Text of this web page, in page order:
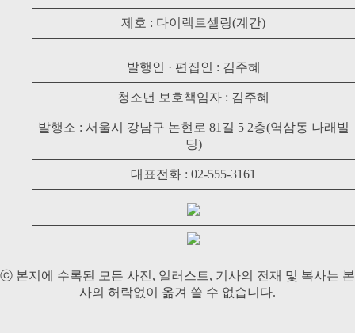
제호 : 다이렉트셀링(계간)
발행인 · 편집인 : 김주혜
청소년 보호책임자 : 김주혜
발행소 : 서울시 강남구 논현로 81길 5 2층(역삼동 나래빌
딩)
대표전화 : 02-555-3161
ⓒ 본지에 수록된 모든 사진, 일러스트, 기사의 전재 및 복사는 본
사의 허락없이 옮겨 쓸 수 없습니다.